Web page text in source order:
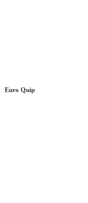
Euro Quip